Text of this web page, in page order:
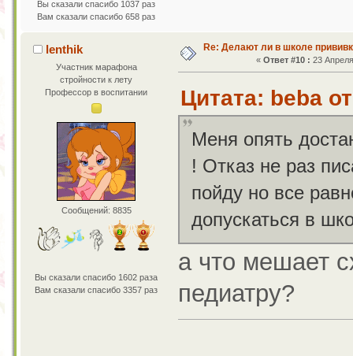
Вы сказали спасибо 1037 раз
Вам сказали спасибо 658 раз
lenthik
Участник марафона
стройности к лету
Профессор в воспитании
Сообщений: 8835
Вы сказали спасибо 1602 раза
Вам сказали спасибо 3357 раз
Re: Делают ли в школе
«Ответ #10 : 23
Цитата: beba
Меня опять
! Отказ не раз
пойду но все
допускаться в
а что мешает
педиатру?